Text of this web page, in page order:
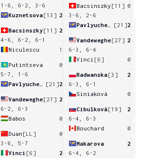
1-6, 6-2, 3-6
Kuznetsova[13] 2
Bacsinszky[11] 2
4-6, 6-2, 6-1
Niculescu
1
Putintseva
0
5-7, 1-6
[21]2
Vandeweghe[27] 2
6-2, 6-3
Babos
0
Duan [LL]
0
3-6, 5-7
Vinci [6] 2
Bacsinszky [11] 0
3-6, 2-6
[21]2
Vandeweghe[27] 2
6-3, 6-4
Vinci [6] 0
Radwanska[3]
2
6-3, 6-1
Siniaková
0
Cibulková[19]
2
6-4, 6-3
Bouchard
0
Makarova
2
6-4, 6-2